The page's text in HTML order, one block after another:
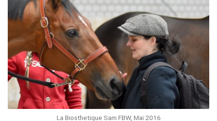
La Biosthetique Sam FBW, Mai 2016